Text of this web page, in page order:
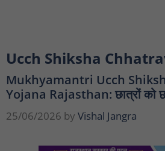
Ucch Shiksha
Mukhyamantri Ucch
Yojana Rajasthan: छात्रों को
25/06/2026 by Vishal Jangra